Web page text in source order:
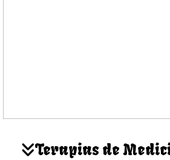
Terapias de